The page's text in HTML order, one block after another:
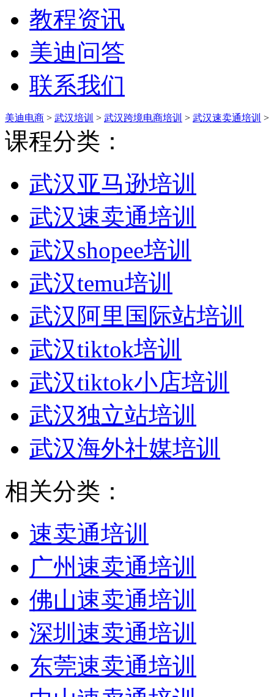
教程资讯
美迪问答
联系我们
美迪电商 > 武汉培训 > 武汉跨境电商培训 > 武汉速卖通培训 >
课程分类：
武汉亚马逊培训
武汉速卖通培训
武汉shopee培训
武汉temu培训
武汉阿里国际站培训
武汉tiktok培训
武汉tiktok小店培训
武汉独立站培训
武汉海外社媒培训
相关分类：
速卖通培训
广州速卖通培训
佛山速卖通培训
深圳速卖通培训
东莞速卖通培训